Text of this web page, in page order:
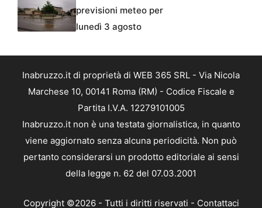
previsioni meteo per
lunedì 3 agosto
Inabruzzo.it di proprietà di WEB 365 SRL - Via Nicola
Marchese 10, 00141 Roma (RM) - Codice Fiscale e
Partita I.V.A. 12279101005
Inabruzzo.it non è una testata giornalistica, in quanto
viene aggiornato senza alcuna periodicità. Non può
pertanto considerarsi un prodotto editoriale ai sensi
della legge n. 62 del 07.03.2001
Copyright ©2026 - Tutti i diritti riservati - Contattaci